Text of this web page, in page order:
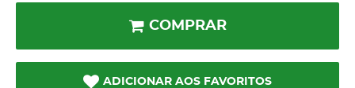
COMPRAR
ADICIONAR AOS FAVORITOS